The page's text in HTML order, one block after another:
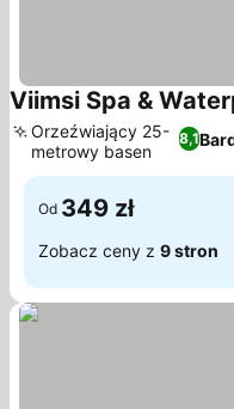
Viimsi Spa &
8,1
Orzeźwiający 25-
metrowy basen
Od 349 zł
Zobacz ceny z 9 stron